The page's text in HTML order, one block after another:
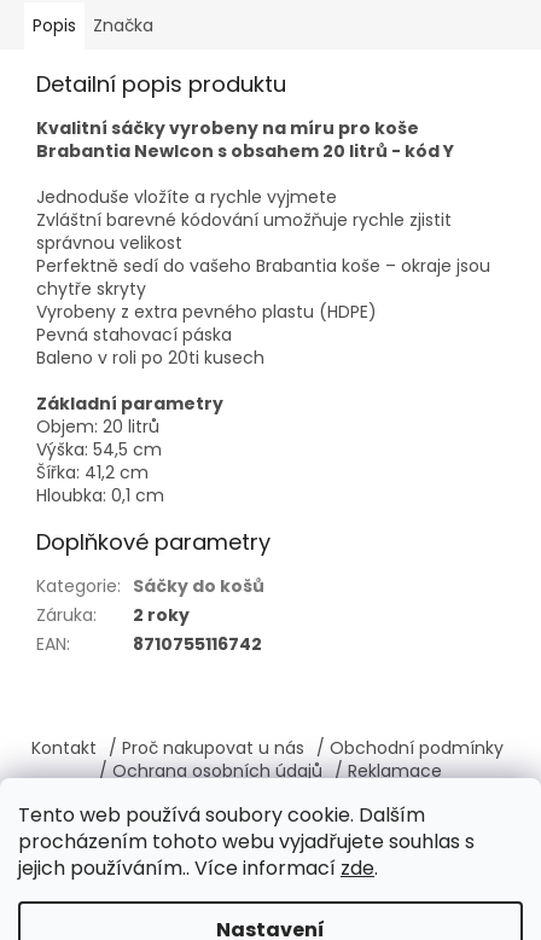
Tento web používá soubory cookie. Dalším
procházením tohoto webu vyjadřujete souhlas s
jejich používáním.. Více informací zde.
Nastavení
Popis Značka
Detailní popis produktu
Kvalitní sáčky vyrobeny na míru pro koše
Brabantia NewIcon s obsahem 20 litrů - kód Y
Jednoduše vložíte a rychle vyjmete
Zvláštní barevné kódování umožňuje rychle zjistit
správnou velikost
Perfektně sedí do vašeho Brabantia koše – okraje jsou
chytře skryty
Vyrobeny z extra pevného plastu (HDPE)
Pevná stahovací páska
Baleno v roli po 20ti kusech
Základní parametry
Objem: 20 litrů
Výška: 54,5 cm
Šířka: 41,2 cm
Hloubka: 0,1 cm
Doplňkové parametry
Kategorie: Sáčky do košů
Záruka:
2 roky
EAN: 8710755116742
p
a
Kontakt / Proč nakupovat u nás / Obchodní podmínky
/ Ochrana osobních údajů / Reklamace
Vytvořil Shoptet